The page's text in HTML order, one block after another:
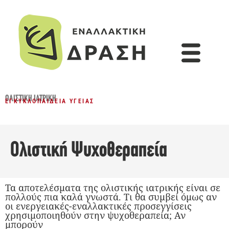
ΟΛΙΣΤΙΚΉ ΙΑΤΡΙΚΉ
ΕΓΚΥΚΛΟΠΑΊΔΕΙΑ ΥΓΕΊΑΣ
Ολιστική Ψυχοθεραπεία
Τα αποτελέσματα της ολιστικής ιατρικής είναι σε
πολλούς πια καλά γνωστά. Τι θα συμβεί όμως αν
οι ενεργειακές-εναλλακτικές προσεγγίσεις
χρησιμοποιηθούν στην ψυχοθεραπεία; Αν
μπορούν